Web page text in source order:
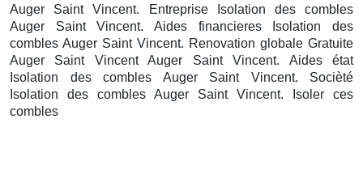
Auger Saint Vincent. Entreprise Isolation des combles
Auger Saint Vincent. Aides financieres Isolation des
combles Auger Saint Vincent. Renovation globale Gratuite
Auger Saint VincentAuger Saint Vincent. Aides état
Isolation des combles Auger Saint Vincent. Socièté
Isolation des combles Auger Saint Vincent. Isoler ces
combles